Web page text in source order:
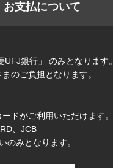
お支払について
銀行」 のみとなります。
のご負担となります。
ドがご利用いただけます。
、JCB
のみとなります。